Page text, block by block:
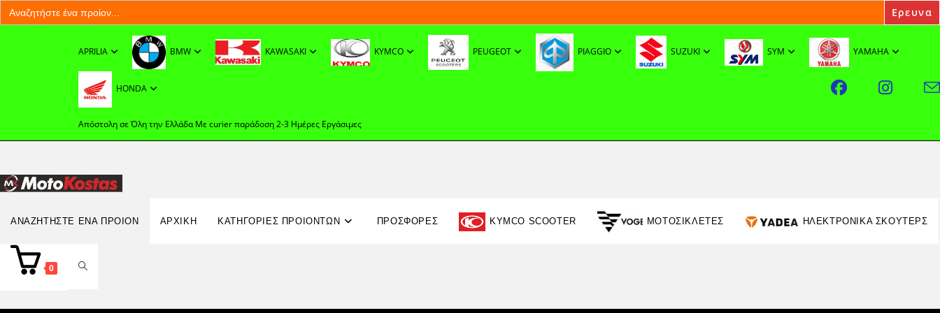
Search
for:
APRILIA BMW KAWASAKI KYMCO PEUGEOT PIAGGIO SUZUKI SYM YAMAHA
HONDA
Απόστολη σε Όλη την Ελλάδα Με curier παράδοση 2-3 Ημέρες Εργάσιμες
ΑΝΑΖΗΤΉΣΤΕ ΈΝΑ ΠΡΟΊΟΝ
Search
for: ΑΡΧΙΚΉ ΚΑΤΗΓΟΡΙΕΣ ΠΡΟΙΟΝΤΩΝ ΠΡΟΣΦΟΡΈΣ KYMCO SCOOTER ΜΟΤΟΣΙΚΛΕΤΕΣ ΗΛΕΚΤΡΟΝΙΚΑ ΣΚΟΥΤΕΡΣ
0 TOGGLE